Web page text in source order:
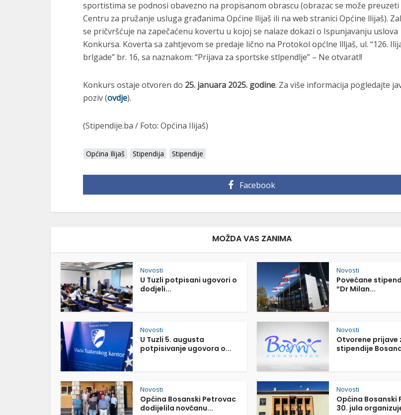
sportistima se podnosi obavezno na propisanom obrascu (obrazac se može preuzeti
Centru za pružanje usluga građanima Općine llijaš ili na web stranici Općine llijaš).
se pričvršćuje na zapečaćenu kovertu u kojoj se nalaze dokazi o Ispunjavanju uslova
Konkursa. Koverta sa zahtjevom se predaje lično na Protokol općlne llljaš, ul. “126.
brlgade” br. 16, sa naznakom: “Prijava za sportske stlpendlje” – Ne otvaratl!
Konkurs ostaje otvoren do 25. januara 2025. godine. Za više informacija pogledajte
poziv (ovdje).
(Stipendije.ba / Foto: Općina Ilijaš)
Općina Ilijaš Stipendija Stipendije
Facebook
MOŽDA VAS ZANIMA
Novosti
U Tuzli potpisani ugovori o
dodjeli...
Novosti
Povećane
“Dr Milan...
Novosti
U Tuzli 5. augusta
potpisivanje ugovora o...
Novosti
Otvorene prijave
stipendije
Novosti
Općina Bosanski Petrovac
dodijelila novčanu...
Novosti
Općina Bosanski
30. jula